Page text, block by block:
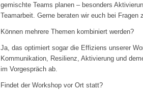
gemischte Teams planen – besonders
Teamarbeit. Gerne beraten wir euch bei Fragen
Können mehrere Themen kombiniert werden?
Ja, das optimiert sogar die Effiziens unserer
Kommunikation, Resilienz, Aktivierung und
im Vorgespräch ab.
Findet der Workshop vor Ort statt?